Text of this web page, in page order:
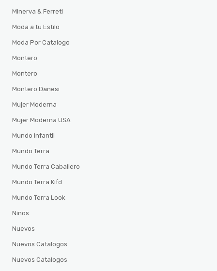
Minerva & Ferreti
Moda a tu Estilo
Moda Por Catalogo
Montero
Montero
Montero Danesi
Mujer Moderna
Mujer Moderna USA
Mundo Infantil
Mundo Terra
Mundo Terra Caballero
Mundo Terra Kifd
Mundo Terra Look
Ninos
Nuevos
Nuevos Catalogos
Nuevos Catalogos